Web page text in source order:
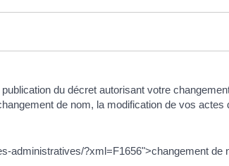
du décret autorisant votre
de nom, la modification de vos actes
administratives/?xml=F1656">changement